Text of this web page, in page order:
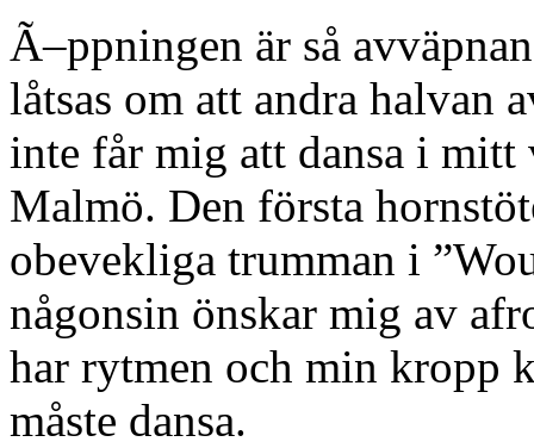
Ã–ppningen är så
låtsas om att andra halvan
inte får mig att dansa i mitt
Malmö. Den första
obevekliga trumman i
någonsin önskar mig av
har rytmen och min kropp
måste dansa.